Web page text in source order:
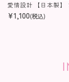
愛情設計 【日本製】
¥1,100(税込)